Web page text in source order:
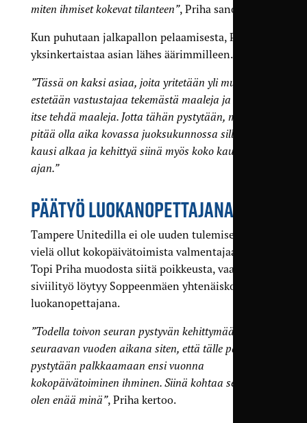
miten ihmiset kokevat tilanteen”, Priha sanoo.
Kun puhutaan jalkapallon pelaamisesta, Priha
yksinkertaistaa asian lähes äärimmilleen.
”Tässä on kaksi asiaa, joita yritetään yli muiden:
estetään vastustajaa tekemästä maaleja ja pyritään
itse tehdä maaleja. Jotta tähän pystytään, meidän
pitää olla aika kovassa juoksukunnossa silloin kun
kausi alkaa ja kehittyä siinä myös koko kauden
ajan.”
PÄÄTYÖ LUOKANOPETTAJANA
Tampere Unitedilla ei ole uuden tulemisen aikana
vielä ollut kokopäivätoimista valmentajaa, eikä
Topi Priha muodosta siitä poikkeusta, vaan
siviilityö löytyy Soppeenmäen yhtenäiskoulusta
luokanopettajana.
”Todella toivon seuran pystyvän kehittymään
seuraavan vuoden aikana siten, että tälle pallille
pystytään palkkaamaan ensi vuonna
kokopäivätoiminen ihminen. Siinä kohtaa se tuskin
olen enää minä”, Priha kertoo.